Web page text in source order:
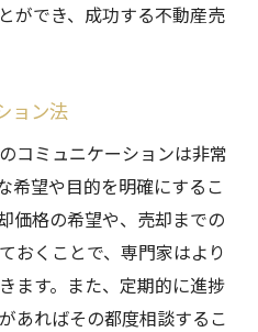
ができ、成功する不動産売
ョン法
コミュニケーションは非常
希望や目的を明確にするこ
価格の希望や、売却までの
おくことで、専門家はより
ます。また、定期的に進捗
あればその都度相談するこ